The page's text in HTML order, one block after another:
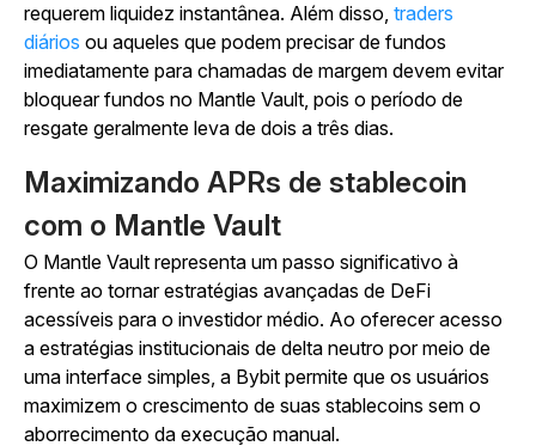
requerem liquidez instantânea. Além disso, traders
diários ou aqueles que podem precisar de fundos
imediatamente para chamadas de margem devem evitar
bloquear fundos no Mantle Vault, pois o período de
resgate geralmente leva de dois a três dias.
Maximizando APRs de stablecoin
com o Mantle Vault
O Mantle Vault representa um passo significativo à
frente ao tornar estratégias avançadas de DeFi
acessíveis para o investidor médio. Ao oferecer acesso
a estratégias institucionais de delta neutro por meio de
uma interface simples, a Bybit permite que os usuários
maximizem o crescimento de suas stablecoins sem o
aborrecimento da execução manual.